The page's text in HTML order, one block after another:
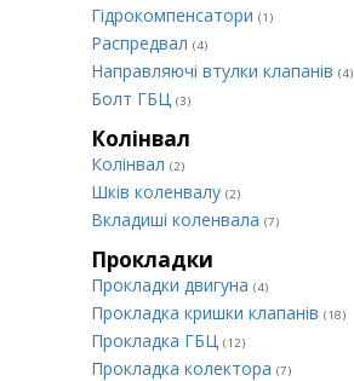
Гідрокомпенсатори (1)
Распредвал (4)
Направляючі втулки клапанів (4)
Болт ГБЦ (3)
Колінвал
Колінвал (2)
Шків коленвалу (2)
Вкладиші коленвала (7)
Прокладки
Прокладки двигуна (4)
Прокладка кришки клапанів (18)
Прокладка ГБЦ (12)
Прокладка колектора (7)